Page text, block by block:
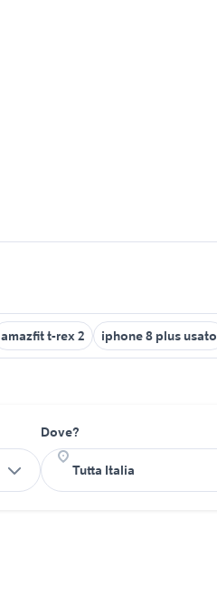
amazfit t-rex 2 iphone 8 plus usato
Dove?